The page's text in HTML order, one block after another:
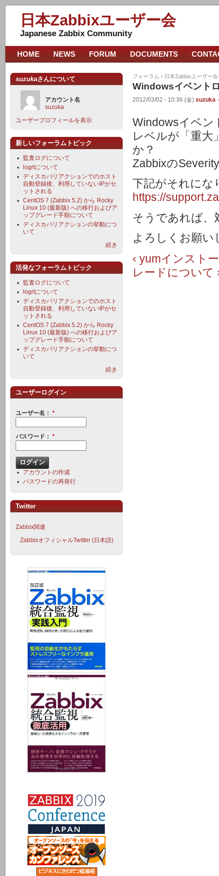
日本Zabbixユーザー会
Japanese Zabbix Community
フォーラム › 日本Zabbixユーザー
Windowsイベント
2012/03/02 - 10:36 (金) suzuka
Windowsイベン
レベルが「重大
か？
Zabbixの
下記がそれにな
https://
そうであれば、
よろしくお願い
‹ yumインスト
レードについて
HOME NEWS FORUM DOCUMENTS
suzukaさんについて
アカウント名
suzuka
ユーザープロフィールを表示
新しいフォーラムトピック
監査ログについて
logrtについて
ディスカバリアクションでのホスト
自動登録後、利用していないIPがセ
ットされる
CentOS 7 (Zabbix 5.2) から Rocky
Linux 10 (最新版) への移行およびア
ップグレード手順について
ディスカバリアクションの挙動につ
いて
続き
活発なフォーラムトピック
監査ログについて
logrtについて
ディスカバリアクションでのホスト
自動登録後、利用していないIPがセ
ットされる
CentOS 7 (Zabbix 5.2) から Rocky
Linux 10 (最新版) への移行およびア
ップグレード手順について
ディスカバリアクションの挙動につ
いて
続き
ユーザーログイン
ユーザー名： *
パスワード： *
アカウントの作成
パスワードの再発行
Twitter
Zabbix関連
ZabbixオフィシャルTwitter (日本語)